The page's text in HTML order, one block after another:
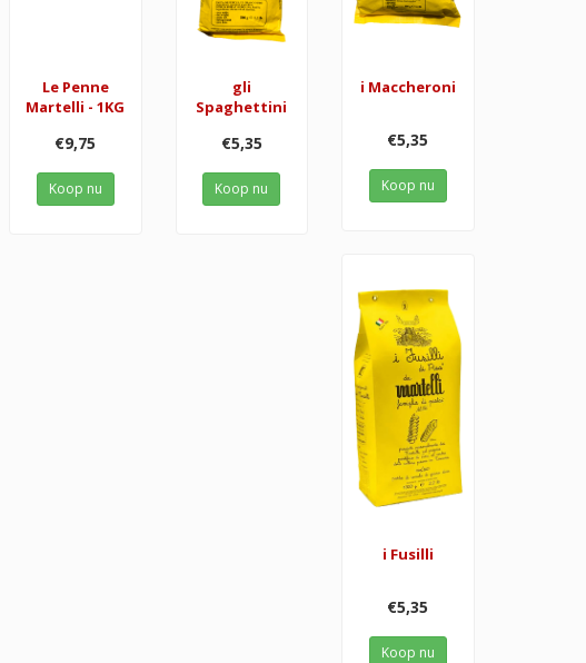
Le Penne
Martelli - 1KG
€9,75
Koop nu
gli
Spaghettini
€5,35
Koop nu
i Maccheroni
€5,35
Koop nu
i Fusilli
€5,35
Koop nu